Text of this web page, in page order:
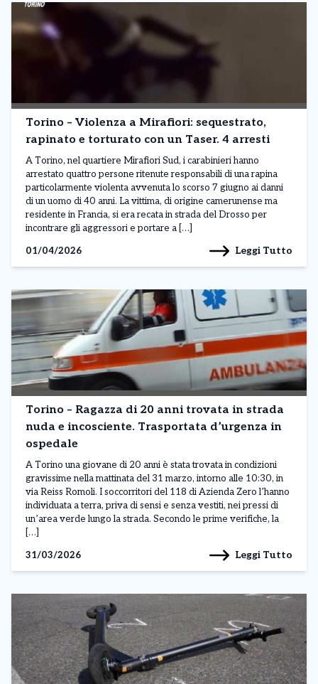
Torino – Violenza a Mirafiori: sequestrato,
rapinato e torturato con un Taser. 4 arresti
A Torino, nel quartiere Mirafiori Sud, i carabinieri hanno
arrestato quattro persone ritenute responsabili di una rapina
particolarmente violenta avvenuta lo scorso 7 giugno ai danni
di un uomo di 40 anni. La vittima, di origine camerunense ma
residente in Francia, si era recata in strada del Drosso per
incontrare gli aggressori e portare a […]
01/04/2026
Leggi Tutto
Torino – Ragazza di 20 anni trovata in strada
nuda e incosciente. Trasportata d’urgenza in
ospedale
A Torino una giovane di 20 anni è stata trovata in condizioni
gravissime nella mattinata del 31 marzo, intorno alle 10:30, in
via Reiss Romoli. I soccorritori del 118 di Azienda Zero l’hanno
individuata a terra, priva di sensi e senza vestiti, nei pressi di
un’area verde lungo la strada. Secondo le prime verifiche, la
[…]
31/03/2026
Leggi Tutto